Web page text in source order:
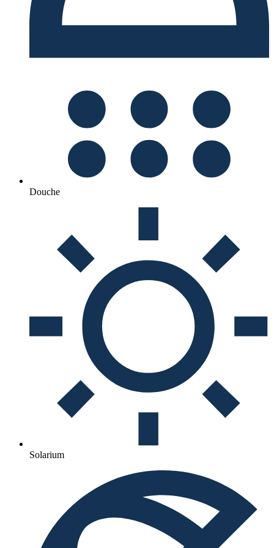
Douche
Solarium